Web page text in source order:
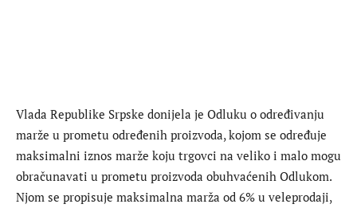
Vlada Republike Srpske donijela je Odluku o određivanju
marže u prometu određenih proizvoda, kojom se određuje
maksimalni iznos marže koju trgovci na veliko i malo mogu
obračunavati u prometu proizvoda obuhvaćenih Odlukom.
Njom se propisuje maksimalna marža od 6% u veleprodaji,